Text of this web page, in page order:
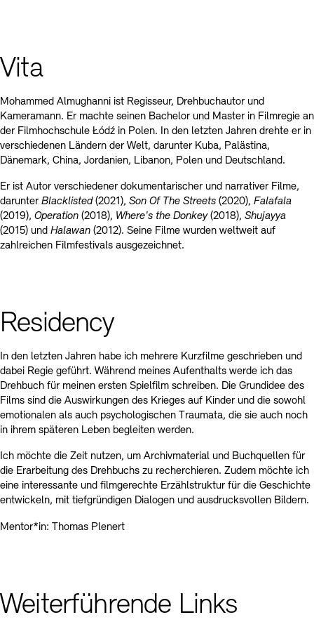
Nachhaltigkeit
Vita
Mohammed Almughanni ist Regisseur, Drehbuchautor und
Kameramann. Er machte seinen Bachelor und Master in Filmregie an
der Filmhochschule Łódź in Polen. In den letzten Jahren drehte er in
verschiedenen Ländern der Welt, darunter Kuba, Palästina,
Dänemark, China, Jordanien, Libanon, Polen und Deutschland.
Er ist Autor verschiedener dokumentarischer und narrativer Filme,
darunter Blacklisted(2021), Son Of The Streets (2020), Falafala
(2019), Operation (2018), Where's the Donkey(2018), Shujayya
(2015) und Halawan (2012). Seine Filme wurden weltweit auf
zahlreichen Filmfestivals ausgezeichnet.
Residency
In den letzten Jahren habe ich mehrere Kurzfilme geschrieben und
dabei Regie geführt. Während meines Aufenthalts werde ich das
Drehbuch für meinen ersten Spielfilm schreiben. Die Grundidee des
Films sind die Auswirkungen des Krieges auf Kinder und die sowohl
emotionalen als auch psychologischen Traumata, die sie auch noch
in ihrem späteren Leben begleiten werden.
Ich möchte die Zeit nutzen, um Archivmaterial und Buchquellen für
die Erarbeitung des Drehbuchs zu recherchieren. Zudem möchte ich
eine interessante und filmgerechte Erzählstruktur für die Geschichte
entwickeln, mit tiefgründigen Dialogen und ausdrucksvollen Bildern.
Mentor*in: Thomas Plenert
Weiterführende Links